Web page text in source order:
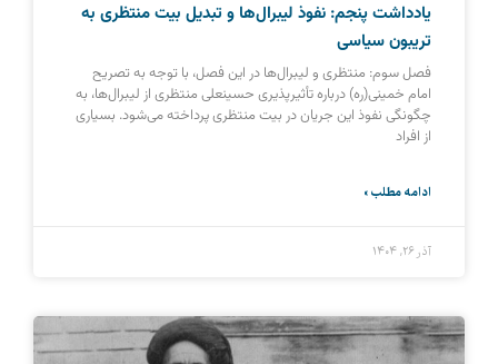
یادداشت پنجم: نفوذ لیبرال‌ها و تبدیل بیت منتظری به
تریبون سیاسی
فصل سوم: منتظری و لیبرال‌ها در این فصل، با توجه به تصریح
امام خمینی(ره) درباره تأثیرپذیری حسینعلی منتظری از لیبرال‌ها، به
چگونگی نفوذ این جریان در بیت منتظری پرداخته می‌شود. بسیاری
از افراد
ادامه مطلب »
آذر ۲۶, ۱۴۰۴